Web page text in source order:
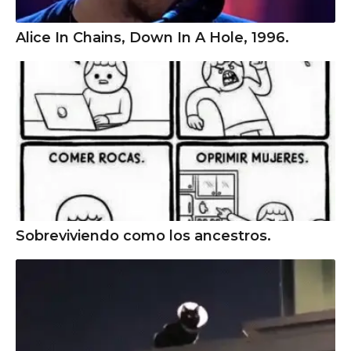
Alice In Chains, Down In A Hole, 1996.
Sobreviviendo como los ancestros.